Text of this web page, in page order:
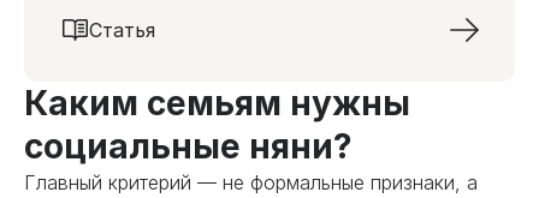
Статья
Каким семьям нужны
социальные няни?
Главный критерий — не формальные признаки, а